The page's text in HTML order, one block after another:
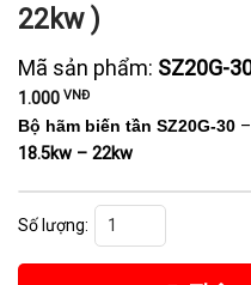
22kw )
Mã sản phẩm: SZ20G-
1.000 VNĐ
Bộ hãm biến tần SZ20G-30
18.5kw – 22kw
Bộ hãm biến tần SZ20G-30